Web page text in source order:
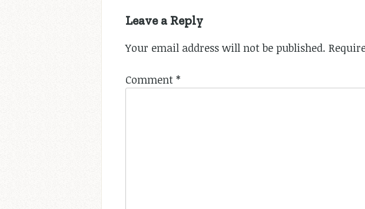
Leave a Reply
Your email address will not be published.
Comment *